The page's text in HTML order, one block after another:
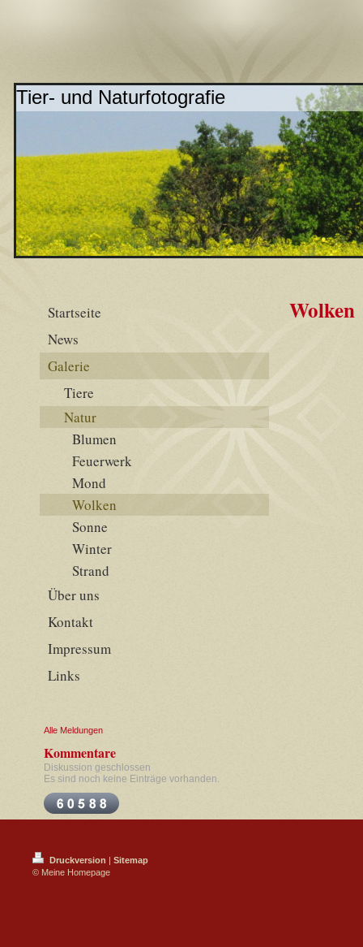
Tier- und Naturfotografie
Wolken
Startseite
News
Galerie
Tiere
Natur
Blumen
Feuerwerk
Mond
Wolken
Sonne
Winter
Strand
Über uns
Kontakt
Impressum
Links
Alle Meldungen
Kommentare
Diskussion geschlossen
Es sind noch keine Einträge vorhanden.
Druckversion | Sitemap
© Meine Homepage